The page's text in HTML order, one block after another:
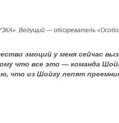
Ведущий — обозреватель
эмоций у меня сейчас
что все это — команда
что из Шойгу лепят